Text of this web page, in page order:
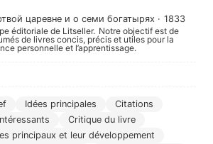
царевне и о семи богатырях · 1833
éditoriale de Litseller. Notre objectif est de
de livres concis, précis et utiles pour la
personnelle et l’apprentissage.
Idées principales
Citations
Critique du livre
principaux et leur développement